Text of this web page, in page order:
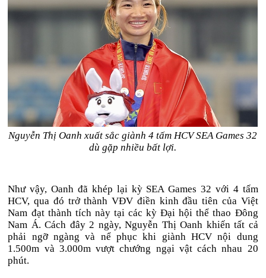
Nguyễn Thị Oanh xuất sắc giành 4 tấm HCV SEA Games 32
dù gặp nhiều bất lợi.
Như vậy, Oanh đã khép lại kỳ SEA Games 32 với 4 tấm
HCV, qua đó trở thành VĐV điền kinh đầu tiên của Việt
Nam đạt thành tích này tại các kỳ Đại hội thể thao Đông
Nam Á. Cách đây 2 ngày, Nguyễn Thị Oanh khiến tất cả
phải ngỡ ngàng và nể phục khi giành HCV nội dung
1.500m và 3.000m vượt chướng ngại vật cách nhau 20
phút.